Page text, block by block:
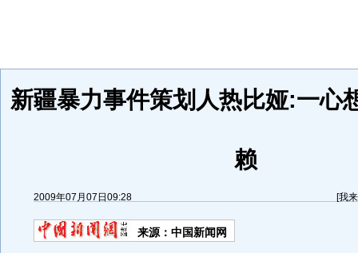
新疆暴力事件策划人热比娅:一心
赖
2009年07月07日09:28 [我
来源： 中国新闻网